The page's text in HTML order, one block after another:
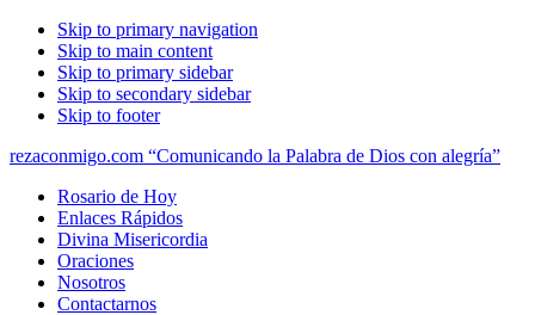
Skip to primary navigation
Skip to main content
Skip to primary sidebar
Skip to secondary sidebar
Skip to footer
rezaconmigo.com “Comunicando la Palabra de Dios con alegría”
Rosario de Hoy
Enlaces Rápidos
Divina Misericordia
Oraciones
Nosotros
Contactarnos